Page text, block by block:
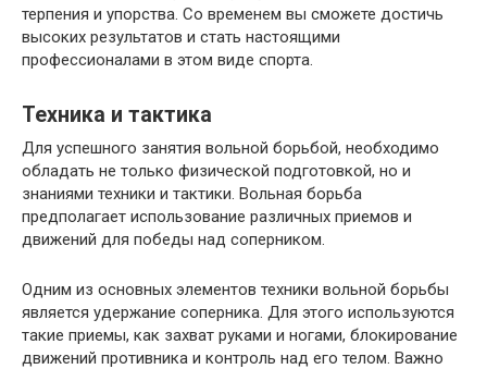
терпения и упорства. Со временем вы сможете достичь
высоких результатов и стать настоящими
профессионалами в этом виде спорта.
Техника и тактика
Для успешного занятия вольной борьбой, необходимо
обладать не только физической подготовкой, но и
знаниями техники и тактики. Вольная борьба
предполагает использование различных приемов и
движений для победы над соперником.
Одним из основных элементов техники вольной борьбы
является удержание соперника. Для этого используются
такие приемы, как захват руками и ногами, блокирование
движений противника и контроль над его телом. Важно